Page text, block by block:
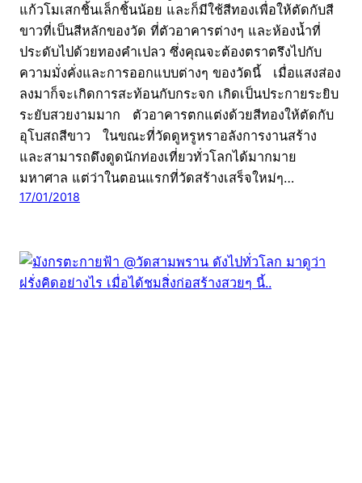
แก้วโมเสกชิ้นเล็กชิ้นน้อย และก็มีใช้สีทองเพื่อให้ตัดกับสี
ขาวที่เป็นสีหลักของวัด ที่ตัวอาคารต่างๆ และห้องน้ำที่
ประดับไปด้วยทองคำเปลว ซึ่งคุณจะต้องตราตรึงไปกับ
ความมั่งคั่งและการออกแบบต่างๆ ของวัดนี้ เมื่อแสงส่อง
ลงมาก็จะเกิดการสะท้อนกับกระจก เกิดเป็นประกายระยิบ
ระยับสวยงามมาก ตัวอาคารตกแต่งด้วยสีทองให้ตัดกับ
อุโบสถสีขาว ในขณะที่วัดดูหรูหราอลังการงานสร้าง
และสามารถดึงดูดนักท่องเที่ยวทั่วโลกได้มากมาย
มหาศาล แต่ว่าในตอนแรกที่วัดสร้างเสร็จใหม่ๆ…
17/01/2018